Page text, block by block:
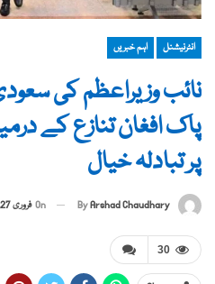
انٹرنیشنل اہم خبریں
نائب وزیراعظم کی
پاک افغان تنازع کے
پر تبادلہ خیال
ByArshad Chaudhary
On فروری 27, 2026
30